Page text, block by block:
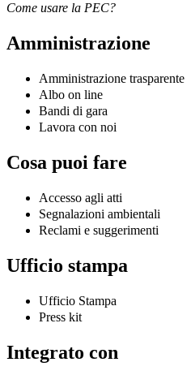
Come usare la PEC?
Amministrazione
Amministrazione trasparente
Albo on line
Bandi di gara
Lavora con noi
Cosa puoi fare
Accesso agli atti
Segnalazioni ambientali
Reclami e suggerimenti
Ufficio stampa
Ufficio Stampa
Press kit
Integrato con